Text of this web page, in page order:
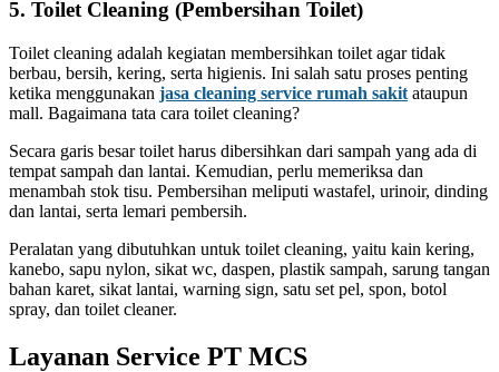
5. Toilet Cleaning (Pembersihan Toilet)
Toilet cleaning adalah kegiatan membersihkan toilet agar tidak
berbau, bersih, kering, serta higienis. Ini salah satu proses penting
ketika menggunakan jasa cleaning service rumah sakit ataupun
mall. Bagaimana tata cara toilet cleaning?
Secara garis besar toilet harus dibersihkan dari sampah yang ada di
tempat sampah dan lantai. Kemudian, perlu memeriksa dan
menambah stok tisu. Pembersihan meliputi wastafel, urinoir, dinding
dan lantai, serta lemari pembersih.
Peralatan yang dibutuhkan untuk toilet cleaning, yaitu kain kering,
kanebo, sapu nylon, sikat wc, daspen, plastik sampah, sarung tangan
bahan karet, sikat lantai, warning sign, satu set pel, spon, botol
spray, dan toilet cleaner.
Layanan Service PT MCS